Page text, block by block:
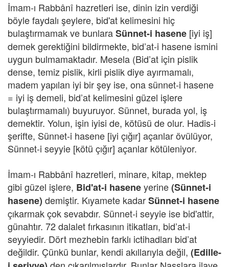
İmam-ı Rabbânî hazretleri ise, dinin izin verdiği
böyle faydalı şeylere, bid'at kelimesini hiç
bulaştırmamak ve bunlaraSünnet-i hasene [iyi iş]
demek gerektiğini bildirmekte, bid’at-i hasene ismini
uygun bulmamaktadır. Mesela (Bid’at için pislik
dense, temiz pislik, kirli pislik diye ayırmamalı,
madem yapılan iyi bir şey ise, ona sünnet-i hasene
= iyi iş demeli, bid’at kelimesini güzel işlere
bulaştırmamalı) buyuruyor. Sünnet, burada yol, iş
demektir. Yolun, işin iyisi de, kötüsü de olur. Hadis-i
şerifte, Sünnet-i hasene [iyi çığır] açanlar övülüyor,
Sünnet-i seyyie [kötü çığır] açanlar kötüleniyor.
İmam-ı Rabbânî hazretleri, minare, kitap, mektep
gibi güzel işlere, Bid'at-i haseneyerine(Sünnet-i
hasene) demiştir. Kıyamete kadarSünnet-i hasene
çıkarmak çok sevabdır. Sünnet-i seyyie ise bid'attir,
günahtır. 72 dalalet fırkasının itikatları, bid’at-i
seyyiedir. Dört mezhebin farklı ictihadları bid’at
değildir. Çünkü bunlar, kendi akıllarıyla değil, (Edille-